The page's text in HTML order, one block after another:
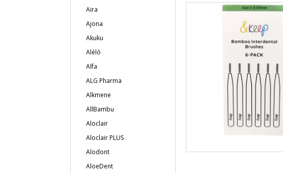
Aira
Ajona
Akuku
Aléló
Alfa
ALG Pharma
Alkmene
AllBambu
Aloclair
Aloclair PLUS
Alodont
AloeDent